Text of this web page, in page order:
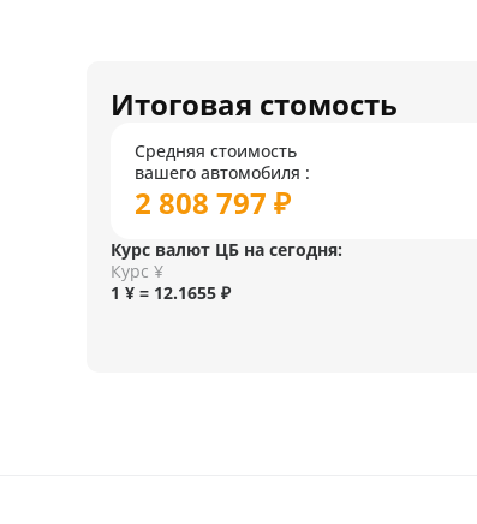
Итоговая стомость
Средняя стоимость
вашего автомобиля :
2 808 797 ₽
Курс валют ЦБ на сегодня:
Курс ¥
1 ¥ = 12.1655 ₽